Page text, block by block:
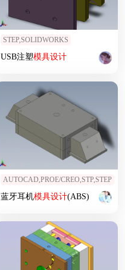
STEP,SOLIDWORKS
USB注塑模具设计
AUTOCAD,PROE/CREO,STP,STEP
蓝牙耳机模具设计(ABS)